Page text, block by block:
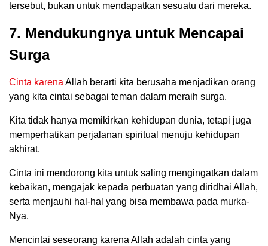
tersebut, bukan untuk mendapatkan sesuatu dari mereka.
7. Mendukungnya untuk Mencapai
Surga
Cinta karena Allah berarti kita berusaha menjadikan orang
yang kita cintai sebagai teman dalam meraih surga.
Kita tidak hanya memikirkan kehidupan dunia, tetapi juga
memperhatikan perjalanan spiritual menuju kehidupan
akhirat.
Cinta ini mendorong kita untuk saling mengingatkan dalam
kebaikan, mengajak kepada perbuatan yang diridhai Allah,
serta menjauhi hal-hal yang bisa membawa pada murka-
Nya.
Mencintai seseorang karena Allah adalah cinta yang